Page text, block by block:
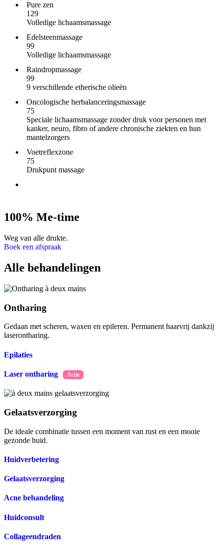
Pure zen
129
Volledige lichaamsmassage
Edelsteenmassage
99
Volledige lichaamsmassage
Raindropmassage
99
9 verschillende etherische olieën
Oncologische herbalanceringsmassage
75
Speciale lichaamsmassage zonder druk voor personen met
kanker, neuro, fibro of andere chronische ziekten en hun
mantelzorgers
Voetreflexzone
75
Drukpunt massage
100% Me-time
Weg van alle drukte.
Boek een afspraak
Alle behandelingen
Ontharing
Gedaan met scheren, waxen en epileren. Permanent haarvrij dankzij
laserontharing.
Epilaties
Laser ontharing
Gelaatsverzorging
De ideale combinatie tussen een moment van rust en een mooie
gezonde huid.
Huidverbetering
Gelaatsverzorging
Acne behandeling
Huidconsult
Collageendraden